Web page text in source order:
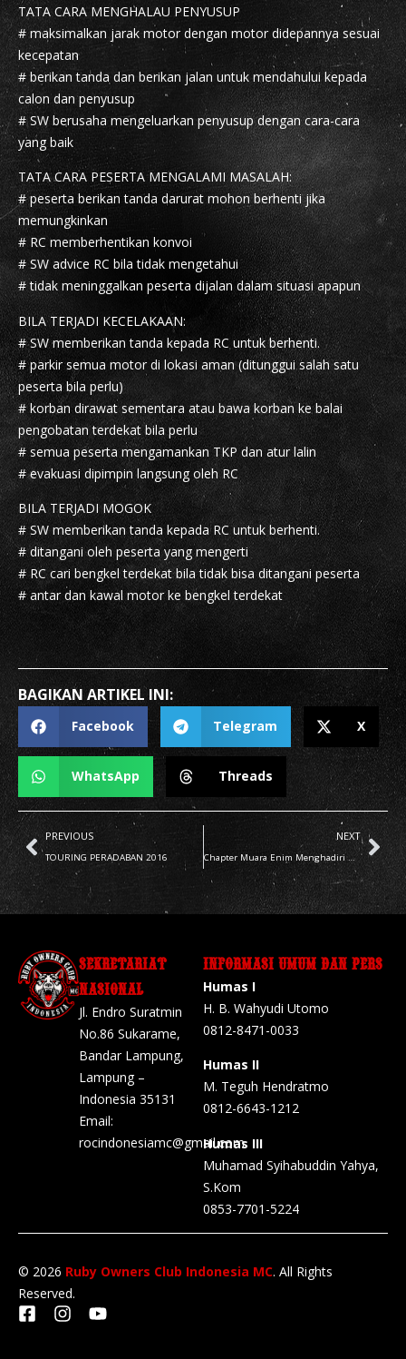
TATA CARA MENGHALAU PENYUSUP
# maksimalkan jarak motor dengan motor didepannya sesuai
kecepatan
# berikan tanda dan berikan jalan untuk mendahului kepada
calon dan penyusup
# SW berusaha mengeluarkan penyusup dengan cara-cara
yang baik
TATA CARA PESERTA MENGALAMI MASALAH:
# peserta berikan tanda darurat mohon berhenti jika
memungkinkan
# RC memberhentikan konvoi
# SW advice RC bila tidak mengetahui
# tidak meninggalkan peserta dijalan dalam situasi apapun
BILA TERJADI KECELAKAAN:
# SW memberikan tanda kepada RC untuk berhenti.
# parkir semua motor di lokasi aman (ditunggui salah satu
peserta bila perlu)
# korban dirawat sementara atau bawa korban ke balai
pengobatan terdekat bila perlu
# semua peserta mengamankan TKP dan atur lalin
# evakuasi dipimpin langsung oleh RC
BILA TERJADI MOGOK
# SW memberikan tanda kepada RC untuk berhenti.
# ditangani oleh peserta yang mengerti
# RC cari bengkel terdekat bila tidak bisa ditangani peserta
# antar dan kawal motor ke bengkel terdekat
BAGIKAN ARTIKEL INI:
Facebook Telegram X
WhatsApp Threads
PREVIOUS
TOURING PERADABAN 2016
NEXT
Chapter Muara Enim Menghadiri undangan hari jadi PPM ke 35
SEKRETARIAT
NASIONAL
Jl. Endro Suratmin
No.86 Sukarame,
Bandar Lampung,
Lampung –
Indonesia 35131
Email:
rocindonesiamc@gmail.com
INFORMASI UMUM DAN PERS
Humas I
H. B. Wahyudi Utomo
0812-8471-0033
Humas II
M. Teguh Hendratmo
0812-6643-1212
Humas III
Muhamad Syihabuddin Yahya,
S.Kom
0853-7701-5224
© 2026 Ruby Owners Club Indonesia MC. All Rights
Reserved.